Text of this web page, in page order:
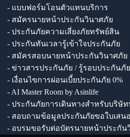
- แบบฟอร์มโอนตัวแทนบริการ
- สมัครนายหน้าประกันวินาศภัย
- ประกันภัยความเสี่ยงภัยทรัพย์สิน
- ประกันทันเวลารู้เข้าใจประกันภัย
- สมัครสอบนายหน้าประกันวินาศภัย
- ข่าวสารประกันภัย / รู้รอบประกันภัย
- เงื่อนไขการผ่อนเบี้ยประกันภัย 0%
- AI Master Room by Asinlife
- ประกันภัยการเดินทางสำหรับบริษัท
- สอบถามข้อมูลประกันภัยขอใบเสน
- อบรมขอรับต่อบัตรนายหน้าประกัน